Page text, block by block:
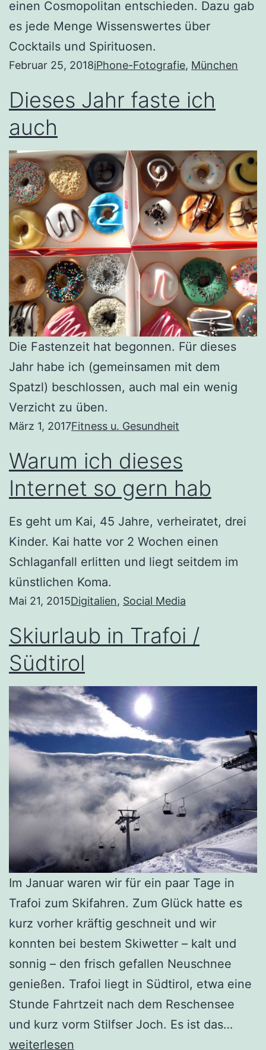
einen Cosmopolitan entschieden. Dazu gab
es jede Menge Wissenswertes über
Cocktails und Spirituosen.
Februar 25, 2018iPhone-Fotografie, München
Dieses Jahr faste ich
auch
Die Fastenzeit hat begonnen. Für dieses
Jahr habe ich (gemeinsamen mit dem
Spatzl) beschlossen, auch mal ein wenig
Verzicht zu üben.
März 1, 2017Fitness u. Gesundheit
Warum ich dieses
Internet so gern hab
Es geht um Kai, 45 Jahre, verheiratet, drei
Kinder. Kai hatte vor 2 Wochen einen
Schlaganfall erlitten und liegt seitdem im
künstlichen Koma.
Mai 21, 2015Digitalien, Social Media
Skiurlaub in Trafoi /
Südtirol
Im Januar waren wir für ein paar Tage in
Trafoi zum Skifahren. Zum Glück hatte es
kurz vorher kräftig geschneit und wir
konnten bei bestem Skiwetter – kalt und
sonnig – den frisch gefallen Neuschnee
genießen. Trafoi liegt in Südtirol, etwa eine
Stunde Fahrtzeit nach dem Reschensee
und kurz vorm Stilfser Joch. Es ist das…
weiterlesen